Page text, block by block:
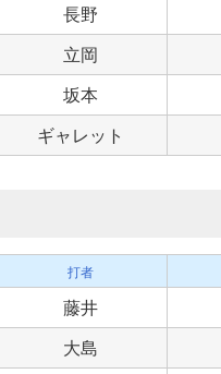
長野
立岡
坂本
ギャレット
打者
藤井
大島